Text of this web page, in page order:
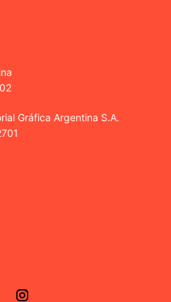
Gráfica Argentina S.A.